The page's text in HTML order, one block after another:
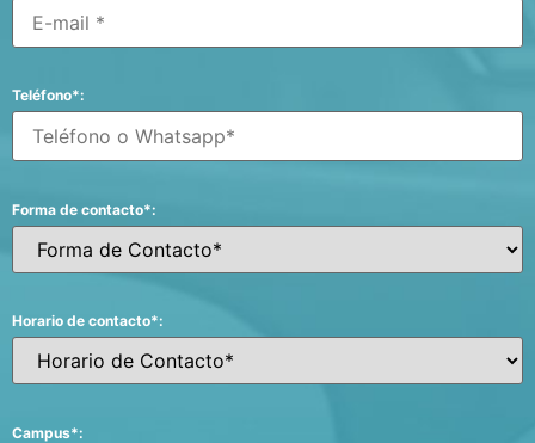
Teléfono*:
Forma de contacto*:
Horario de contacto*:
Campus*: